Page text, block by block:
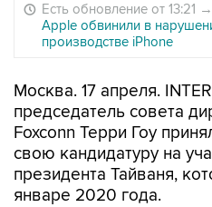
Есть обновление от 13:21 →
Apple обвинили в
производстве iPhone
Москва. 17 апреля.
председатель совета
Foxconn Терри Гоу
свою кандидатуру на
президента Тайваня,
январе 2020 года.